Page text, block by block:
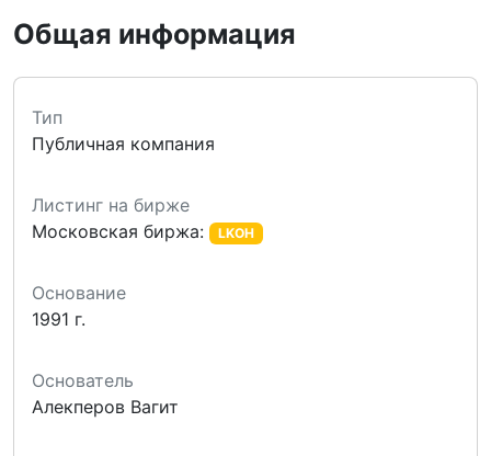
Общая информация
Тип
Публичная компания
Листинг на бирже
Московская биржа: LKOH
Основание
1991 г.
Основатель
Алекперов Вагит